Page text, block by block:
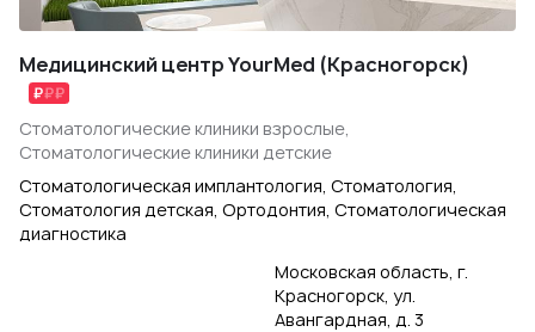
Медицинский центр YourMed (Красногорск)
Стоматологические клиники взрослые,
Стоматологические клиники детские
Стоматологическая имплантология, Стоматология,
Стоматология детская, Ортодонтия, Стоматологическая
диагностика
Московская область, г.
Красногорск, ул.
Авангардная, д. 3